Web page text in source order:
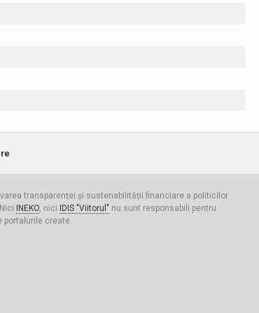
transparenței și sustenabilității financiare a politicilor
INEKO, nici IDIS "Viitorul" nu sunt responsabili pentru
portalurile create.